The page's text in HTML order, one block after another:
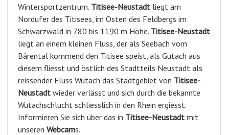
Wintersportzentrum. Titisee-Neustadt liegt am
Nordufer des Titisees, im Osten des Feldbergs im
Schwarzwald in 780 bis 1190 m Höhe. Titisee-Neustadt
liegt an einem kleinen Fluss, der als Seebach vom
Bärental kommend den Titisee speist, als Gutach aus
diesem fliesst und östlich des Stadtteils Neustadt als
reissender Fluss Wutach das Stadtgebiet von Titisee-
Neustadt wieder verlässt und sich durch die bekannte
Wutachschlucht schliesslich in den Rhein ergiesst.
Informieren Sie sich über das in Titisee-Neustadt mit
unseren Webcams.